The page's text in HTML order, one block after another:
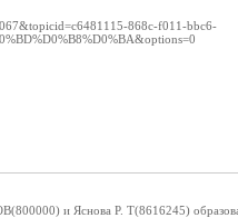
868c-f011-bbc6-
и Яснова Р. Т(8616245)